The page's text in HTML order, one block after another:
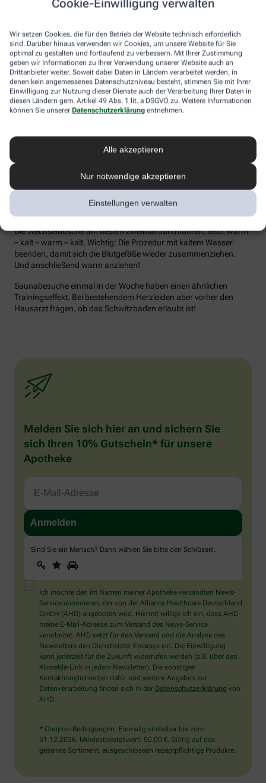
Cookie-Einwilligung verwalten
Wir setzen Cookies, die für den Betrieb der Website technisch erforderlich
sind. Darüber hinaus verwenden wir Cookies, um unsere Website für Sie
optimal zu gestalten und fortlaufend zu verbessern. Mit Ihrer Zustimmung
geben wir Informationen zu Ihrer Verwendung unserer Website auch an
Drittanbieter weiter. Soweit dabei Daten in Ländern verarbeitet werden, in
denen kein angemessenes Datenschutzniveau besteht, stimmen Sie mit Ihrer
Einwilligung zur Nutzung dieser Dienste auch der Verarbeitung Ihrer Daten in
diesen Ländern gem. Artikel 49 Abs. 1 lit. a DSGVO zu. Weitere Informationen
können Sie unserer Datenschutzerklärung entnehmen.
Alle akzeptieren
Nur notwendige akzeptieren
Einstellungen verwalten
die Lymphe in die Lymphknoten transportiert werden, wo sich die
Wer bei Schmuddelwetter nicht vor die Tür mag, kann sein
Immunsystem mit kalt-warmen Wechselduschen auf Trab
bringen und die Anfälligkeit für Erkältungsinfekte senken. Der
Kältereiz kurbelt die Durchblutung an und bringt den Kreislauf in
Schwung, je regelmäßiger wir ihm ausgesetzt sind, desto
unempfindlicher reagiert der Körper in der kalten Jahreszeit auf
die großen Temperaturunterschiede.
Dusche. Anschließend die Wassertemperatur auf kühl bis kalt
stellen und den Wasserstrahl vom rechten Fuß entlang bis zur
Hüfte führen und auf der Innenseite des Oberschenkels wieder
Dann sind die Arme dran: Auch hier geht’s wieder von unten nach
oben, beginnend am rechten Handrücken bis zur Schulter und
von der Achsel am Innenarm wieder bis zur Handfläche zurück.
Die Wechseldusche am besten zweimal durchführen, also: warm
– kalt – warm – kalt. Wichtig: Die Prozedur mit kaltem Wasser
beenden, damit sich die Blutgefäße wieder zusammenziehen.
Und anschließend warm anziehen!
Saunabesuche einmal in der Woche haben einen ähnlichen
Trainingseffekt. Bei bestehendem Herzleiden aber vorher den
Hausarzt fragen, ob das Schwitzbaden erlaubt ist!
Melden Sie sich hier an und sichern Sie
sich Ihren 10% Gutschein* für unsere
Apotheke
Sind Sie ein Mensch? Dann wählen Sie bitte den Schlüssel .
Sind
Sie
ein
Mensch?
Dann
wählen
Sie
bitte
den
Schlüssel.
1 2
Ich möchte den im Namen meiner Apotheke versandten News-
Service abonnieren, der von der Alliance Healthcare Deutschland
GmbH (AHD) angeboten wird. Hiermit willige ich ein, dass AHD
meine E-Mail-Adresse zum Versand des News-Service
verarbeitet. AHD setzt für den Versand und die Analyse des
Newsletters den Dienstleister Emarsys ein. Die Einwilligung
kann jederzeit für die Zukunft widerrufen werden (z.B. über den
Abmelde-Link in jedem Newsletter). Die sonstigen
Kontaktmöglichkeiten dafür und weitere Angaben zur
Datenverarbeitung finden sich in der Datenschutzerklärung von
AHD.
* Coupon-Bedingungen: Einmalig einlösbar bis zum
31.12.2026. Mindestbestellwert: 50,00 €. Gültig auf das
gesamte Sortiment, ausgeschlossen rezeptpflichtige Produkte.